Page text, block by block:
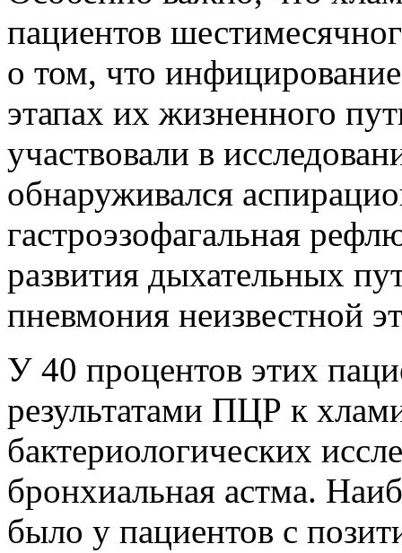
пациентов
о том, что
этапах их жизненного
участвовали в
обнаруживался
гастроэзофагальная
развития дыхательных
пневмония неизвестной
У 40 процентов этих
результатами ПЦР к
бактериологических
бронхиальная астма.
было у пациентов с